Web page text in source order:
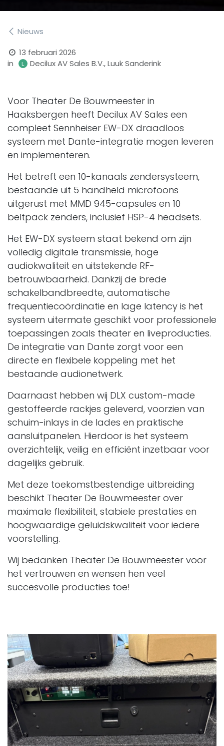
Nieuws
13 februari 2026
in
Decilux AV Sales B.V., Luuk Sanderink
Voor Theater De Bouwmeester in
Haaksbergen heeft Decilux AV Sales een
compleet Sennheiser EW-DX draadloos
systeem met Dante-integratie mogen leveren
en implementeren.
Het betreft een 10-kanaals zendersysteem,
bestaande uit 5 handheld microfoons
uitgerust met MMD 945-capsules en 10
beltpack zenders, inclusief HSP-4 headsets.
Het EW-DX systeem staat bekend om zijn
volledig digitale transmissie, hoge
audiokwaliteit en uitstekende RF-
betrouwbaarheid. Dankzij de brede
schakelbandbreedte, automatische
frequentiecoördinatie en lage latency is het
systeem uitermate geschikt voor professionele
toepassingen zoals theater en liveproducties.
De integratie van Dante zorgt voor een
directe en flexibele koppeling met het
bestaande audionetwerk.
Daarnaast hebben wij DLX custom-made
gestoffeerde rackjes geleverd, voorzien van
schuim-inlays in de lades en praktische
aansluitpanelen. Hierdoor is het systeem
overzichtelijk, veilig en efficiënt inzetbaar voor
dagelijks gebruik.
Met deze toekomstbestendige uitbreiding
beschikt Theater De Bouwmeester over
maximale flexibiliteit, stabiele prestaties en
hoogwaardige geluidskwaliteit voor iedere
voorstelling.
Wij bedanken Theater De Bouwmeester voor
het vertrouwen en wensen hen veel
succesvolle producties toe!